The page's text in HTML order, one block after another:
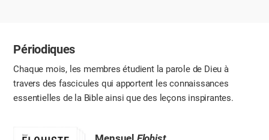
Périodiques
Chaque mois, les membres étudient la parole de Dieu à
travers des fascicules qui apportent les connaissances
essentielles de la Bible ainsi que des leçons inspirantes.